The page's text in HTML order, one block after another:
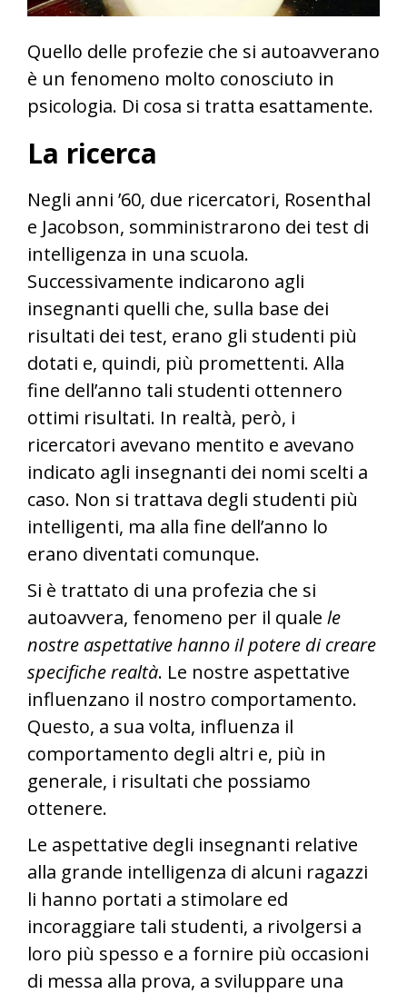
Quello delle profezie che si autoavverano
è un fenomeno molto conosciuto in
psicologia. Di cosa si tratta esattamente.
La ricerca
Negli anni ’60, due ricercatori, Rosenthal
e Jacobson, somministrarono dei test di
intelligenza in una scuola.
Successivamente indicarono agli
insegnanti quelli che, sulla base dei
risultati dei test, erano gli studenti più
dotati e, quindi, più promettenti. Alla
fine dell’anno tali studenti ottennero
ottimi risultati. In realtà, però, i
ricercatori avevano mentito e avevano
indicato agli insegnanti dei nomi scelti a
caso. Non si trattava degli studenti più
intelligenti, ma alla fine dell’anno lo
erano diventati comunque.
Si è trattato di una profezia che si
autoavvera, fenomeno per il quale le
nostre aspettative hanno il potere di creare
specifiche realtà. Le nostre aspettative
influenzano il nostro comportamento.
Questo, a sua volta, influenza il
comportamento degli altri e, più in
generale, i risultati che possiamo
ottenere.
Le aspettative degli insegnanti relative
alla grande intelligenza di alcuni ragazzi
li hanno portati a stimolare ed
incoraggiare tali studenti, a rivolgersi a
loro più spesso e a fornire più occasioni
di messa alla prova, a sviluppare una